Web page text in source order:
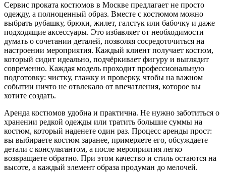
Сервис проката костюмов в Москве предлагает не просто
одежду, а полноценный образ. Вместе с костюмом можно
выбрать рубашку, брюки, жилет, галстук или бабочку и даже
подходящие аксессуары. Это избавляет от необходимости
думать о сочетании деталей, позволяя сосредоточиться на
настроении мероприятия. Каждый клиент получает костюм,
который сидит идеально, подчёркивает фигуру и выглядит
современно. Каждая модель проходит профессиональную
подготовку: чистку, глажку и проверку, чтобы на важном
событии ничто не отвлекало от впечатления, которое вы
хотите создать.
Аренда костюмов удобна и практична. Не нужно заботиться о
хранении редкой одежды или тратить большие суммы на
костюм, который наденете один раз. Процесс аренды прост:
вы выбираете костюм заранее, примеряете его, обсуждаете
детали с консультантом, а после мероприятия легко
возвращаете обратно. При этом качество и стиль остаются на
высоте, а каждый элемент образа продуман до мелочей.